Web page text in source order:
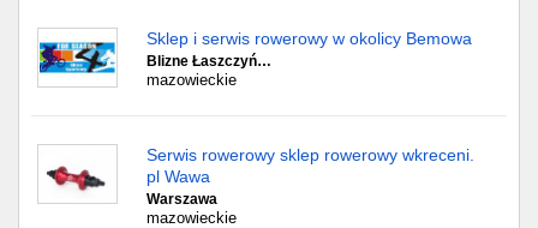
Sklep i serwis rowerowy w okolicy Bemowa
Blizne Łaszczyń…
mazowieckie
Serwis rowerowy sklep rowerowy wkreceni.
pl Wawa
Warszawa
mazowieckie